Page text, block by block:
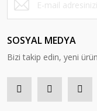
SOSYAL MEDYA
Bizi takip edin, yeni